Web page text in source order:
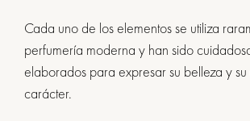
Cada uno de los elementos se utiliza
perfumería moderna y han sido
elaborados para expresar su belleza y
carácter.